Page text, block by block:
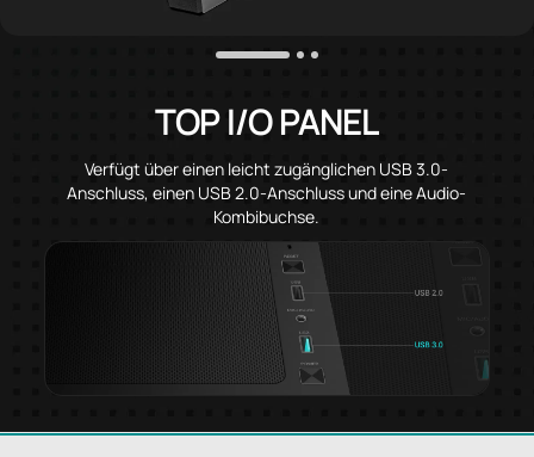
TOP I/O PANEL
Verfügt über einen leicht zugänglichen USB 3.0-
Anschluss, einen USB 2.0-Anschluss und eine Audio-
Kombibuchse.